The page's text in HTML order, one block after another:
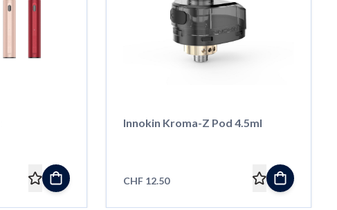
Innokin Kroma-Z Pod 4.5ml
CHF 12.50